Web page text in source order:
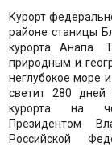
Курорт
районе станицы
курорта Анапа.
природным и
неглубокое море
светит 280 дней
курорта на
Президентом
Российской